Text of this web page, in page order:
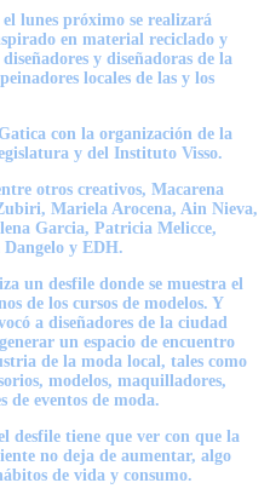
lunes próximo se realizará
en material reciclado y
y diseñadoras de la
locales de las y los
con la organización de la
y del Instituto Visso.
otros creativos, Macarena
Mariela Arocena, Ain Nieva,
Garcia, Patricia Melicce,
y EDH.
un desfile donde se muestra el
de los cursos de modelos. Y
a diseñadores de la ciudad
un espacio de encuentro
de la moda local, tales como
modelos, maquilladores,
de eventos de moda.
desfile tiene que ver con que la
no deja de aumentar, algo
de vida y consumo.